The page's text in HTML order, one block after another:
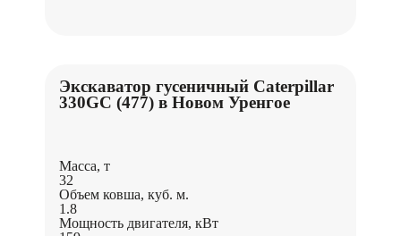
Экскаватор гусеничный Caterpillar
330GC (477) в Новом Уренгое
Масса, т
32
Объем ковша, куб. м.
1.8
Мощность двигателя, кВт